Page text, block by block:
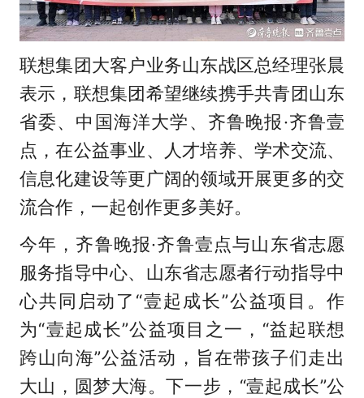
联想集团大客户业务山东战区总经理张晨
表示，联想集团希望继续携手共青团山东
省委、中国海洋大学、齐鲁晚报·齐鲁壹
点，在公益事业、人才培养、学术交流、
信息化建设等更广阔的领域开展更多的交
流合作，一起创作更多美好。
今年，齐鲁晚报·齐鲁壹点与山东省志愿
服务指导中心、山东省志愿者行动指导中
心共同启动了“壹起成长”公益项目。作
为“壹起成长”公益项目之一，“益起联想
跨山向海”公益活动，旨在带孩子们走出
大山，圆梦大海。下一步，“壹起成长”公